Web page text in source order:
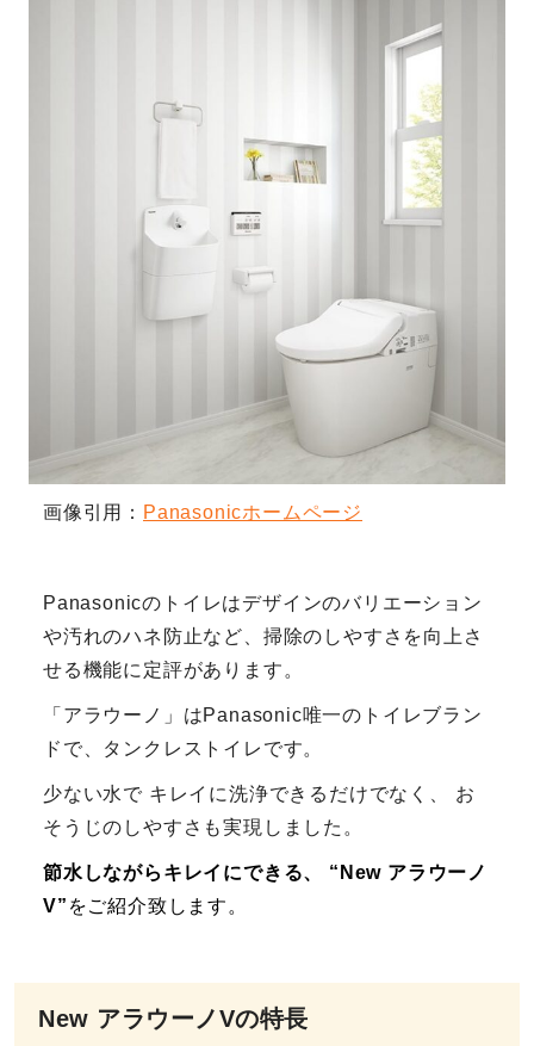
画像引用： Panasonicホームページ
Panasonicのトイレはデザインのバリエーション
や汚れのハネ防止など、掃除のしやすさを向上さ
せる機能に定評があります。
「アラウーノ」はPanasonic唯一のトイレブラン
ドで、タンクレストイレです。
少ない水で キレイに洗浄できるだけでなく、 お
そうじのしやすさも実現しました。
節水しながらキレイにできる、 “New アラウーノ
V” をご紹介致します。
New アラウーノVの特長